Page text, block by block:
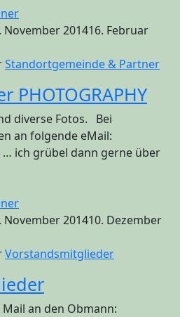
November 201416. Februar
Standortgemeinde & Partner
PHOTOGRAPHY
diverse Fotos. Bei
an folgende eMail:
… ich grübel dann gerne über
November 201410. Dezember
Vorstandsmitglieder
an den Obmann: